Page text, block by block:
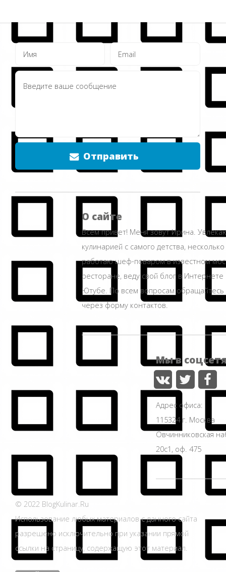
Отправить
О сайте
Всем привет! Меня зовут Ирина.
кулинарией с самого детства,
работаю шеф-поваром в известном
ресторане, веду свой блог в Интернете
Ютубе. По всем вопросам
через форму контактов.
Мы в
Адрес офиса:
115324 г. Москва
Овчинниковская
20с1, оф. 475
© 2022 BlogKulinar.Ru
Использование любых материалов с данного сайта
разрешено исключительно при указании прямой
ссылки на страницу, содержащую этот материал.